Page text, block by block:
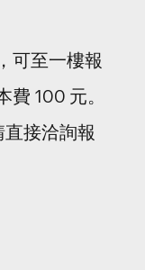
可至一樓報
100 元。
接洽詢報